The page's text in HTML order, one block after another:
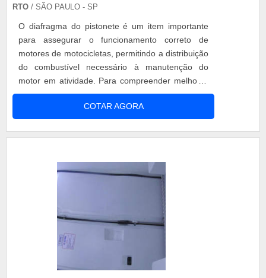
RTO / SÃO PAULO - SP
O diafragma do pistonete é um item importante
para assegurar o funcionamento correto de
motores de motocicletas, permitindo a distribuição
do combustível necessário à manutenção do
motor em atividade. Para compreender melhor a
ação do diafragma do pistonete, é preciso
entender como se dá o funcionamento das partes
envolvidas na alimentação de combustível ao
COTAR AGORA